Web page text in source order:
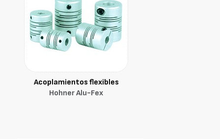
Acoplamientos flexibles
Hohner Alu-Fex